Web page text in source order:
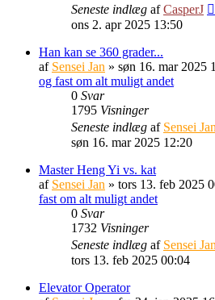
Seneste indlæg afCasperJ
ons 2. apr 2025 13:50
Han kan se 360 grader...
af Sensei Jan » søn 16. mar 2025
og fast om alt muligt andet
0 Svar
1795 Visninger
Seneste indlæg af Sensei Jan
søn 16. mar 2025 12:20
Master Heng Yi vs. kat
af Sensei Jan » tors 13. feb 2025
fast om alt muligt andet
0 Svar
1732 Visninger
Seneste indlæg af Sensei Jan
tors 13. feb 2025 00:04
Elevator Operator